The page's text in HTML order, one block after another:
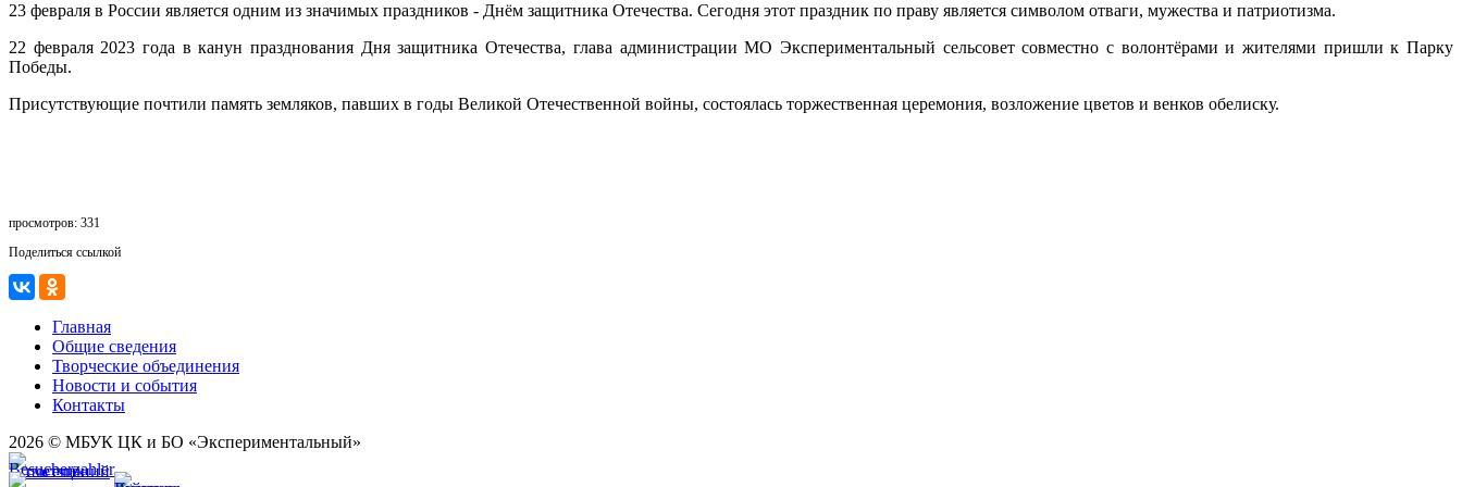
23 февраля в России является одним из значимых праздников - Днём защитника Отечества. Сегодня этот праздник по праву является символом отваги, мужества и патриотизма.
22 февраля 2023 года в канун празднования Дня защитника Отечества, глава администрации МО Экспериментальный сельсовет совместно с волонтёрами и жителями пришли к Парку
Победы.
Присутствующие почтили память земляков, павших в годы Великой Отечественной войны, состоялась торжественная церемония, возложение цветов и венков обелиску.
просмотров: 331
Поделиться ссылкой
Главная
Общие сведения
Творческие объединения
Новости и события
Контакты
2026 © МБУК ЦК и БО «Экспериментальный»